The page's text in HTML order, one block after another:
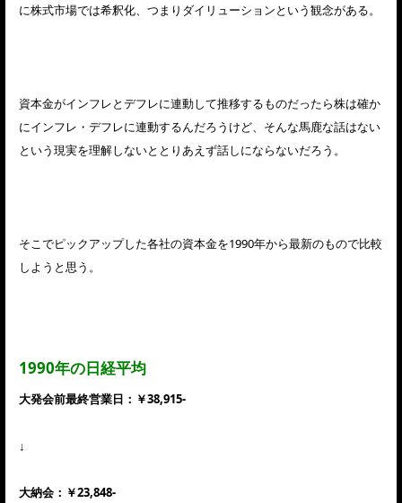
に株式市場では希釈化、つまりダイリューションという観念がある。
資本金がインフレとデフレに連動して推移するものだったら株は確か
にインフレ・デフレに連動するんだろうけど、そんな馬鹿な話はない
という現実を理解しないととりあえず話しにならないだろう。
そこでピックアップした各社の資本金を1990年から最新のもので比較
しようと思う。
1990年の日経平均
大発会前最終営業日：￥38,915-
↓
大納会：￥23,848-